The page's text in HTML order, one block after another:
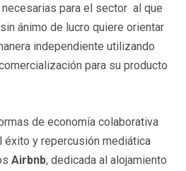
para el sector al que
ánimo de lucro quiere orientar
independiente utilizando
para su producto
de economía colaborativa
éxito y repercusión mediática
Airbnb, dedicada al alojamiento